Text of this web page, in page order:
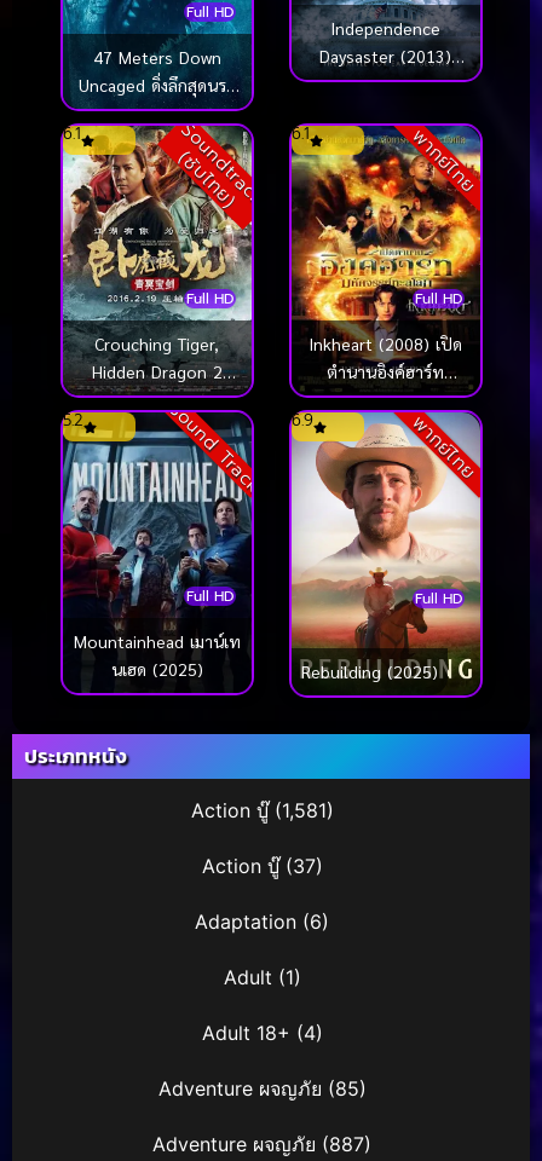
Full HD
47 Meters Down
Uncaged ดิ่งลึกสุดนรก
(2019)
Independence
Daysaster (2013)
สงครามจักรกลถล่มโลก
S
o
u
n
d
t
r
a
c
k
(
ซั
บ
ไ
ท
ย
)
Full HD
6.1
Crouching Tiger,
Hidden Dragon 2
Sword of Destiny
(2016) พยัคฆ์ระห่ำ
มังกรผยองโลก 2 (ซับ
ไทย)
พากย์ไทย
Full HD
6.1
Inkheart (2008) เปิด
ตำนานอิงค์ฮาร์ท
มหัศจรรย์ทะลุโลก
Sound Track
Full HD
5.2
Mountainhead เมาน์เท
นเฮด (2025)
พากย์ไทย
Full HD
6.9
Rebuilding (2025)
ประเภทหนัง
Action บู๊(1,581)
Action บู๊(37)
Adaptation (6)
Adult (1)
Adult 18+ (4)
Adventure ผจญภัย (85)
Adventure ผจญภัย (887)